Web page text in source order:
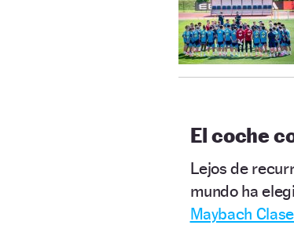
El coche
Lejos de
mundo ha
Maybach